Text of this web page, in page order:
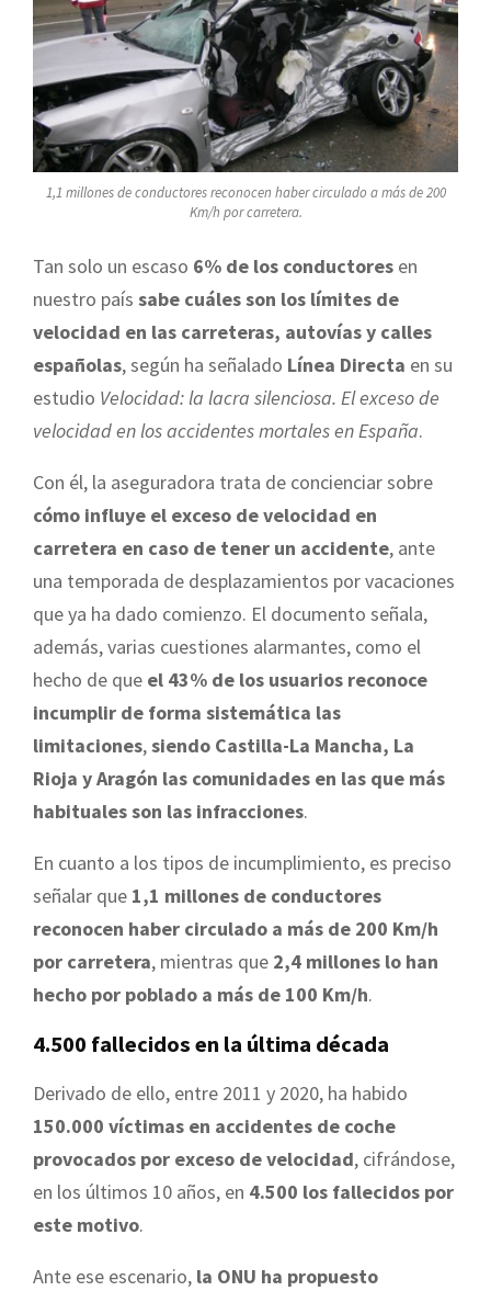
1,1 millones de conductores reconocen haber circulado a más de 200
Km/h por carretera.
Tan solo un escaso 6% de los conductores en
nuestro país sabe cuáles son los límites de
velocidad en las carreteras, autovías y calles
españolas, según ha señalado Línea Directa en su
estudio Velocidad: la lacra silenciosa. El exceso de
velocidad en los accidentes mortales en España.
Con él, la aseguradora trata de concienciar sobre
cómo influye el exceso de velocidad en
carretera en caso de tener un accidente, ante
una temporada de desplazamientos por vacaciones
que ya ha dado comienzo. El documento señala,
además, varias cuestiones alarmantes, como el
hecho de que el 43% de los usuarios reconoce
incumplir de forma sistemática las
limitaciones,siendo Castilla-La Mancha, La
Rioja y Aragón las comunidades en las que más
habituales son las infracciones.
En cuanto a los tipos de incumplimiento, es preciso
señalar que 1,1 millones de conductores
reconocen haber circulado a más de 200 Km/h
por carretera, mientras que 2,4 millones lo han
hecho por poblado a más de 100 Km/h.
4.500 fallecidos en la última década
Derivado de ello, entre 2011 y 2020, ha habido
150.000 víctimas en accidentes de coche
provocados por exceso de velocidad, cifrándose,
en los últimos 10 años, en 4.500 los fallecidos por
este motivo.
Ante ese escenario, la ONU ha propuesto